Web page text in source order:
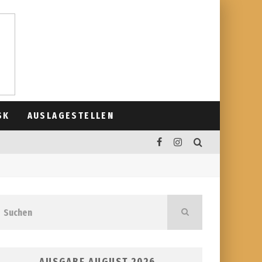
AUSLAGESTELLEN